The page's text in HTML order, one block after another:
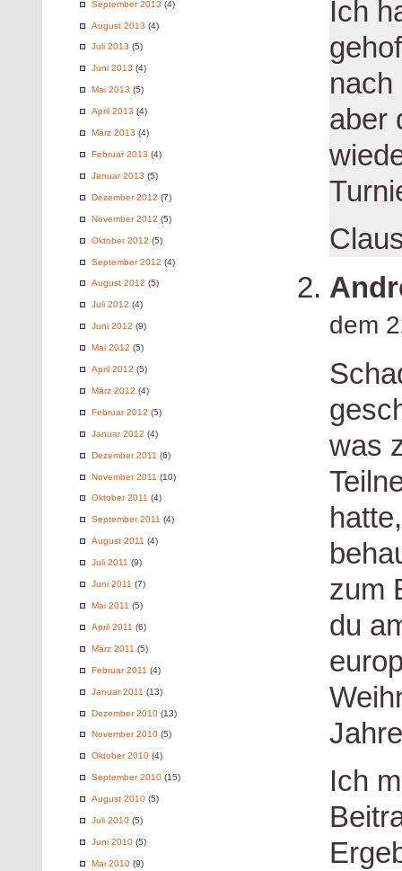
September 2013 (4)
August 2013 (4)
Juli 2013 (5)
Juni 2013 (4)
Mai 2013 (5)
April 2013 (4)
März 2013 (4)
Februar 2013 (4)
Januar 2013 (5)
Dezember 2012 (7)
November 2012 (5)
Oktober 2012 (5)
September 2012 (4)
August 2012 (5)
Juli 2012 (4)
Juni 2012 (9)
Mai 2012 (5)
April 2012 (5)
März 2012 (4)
Februar 2012 (5)
Januar 2012 (4)
Dezember 2011 (6)
November 2011 (10)
Oktober 2011 (4)
September 2011 (4)
August 2011 (4)
Juli 2011 (9)
Juni 2011 (7)
Mai 2011 (5)
April 2011 (6)
März 2011 (5)
Februar 2011 (4)
Januar 2011 (13)
Dezember 2010 (13)
November 2010 (5)
Oktober 2010 (4)
September 2010 (15)
August 2010 (5)
Juli 2010 (5)
Juni 2010 (5)
Mai 2010 (9)
Ich
nach
aber
dem
was
zum
du
Ich